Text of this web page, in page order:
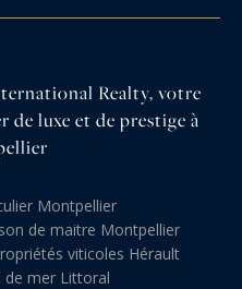
Realty, votre
de luxe et de prestige à
Montpellier
de maitre Montpellier
viticoles Hérault
de mer Littoral